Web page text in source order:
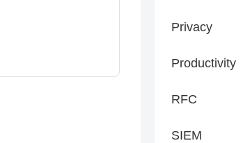
Privacy
Productivity
RFC
SIEM